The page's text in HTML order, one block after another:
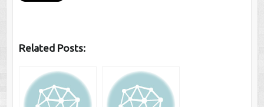
Related Posts: